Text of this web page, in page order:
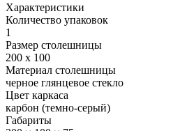
Характеристики
Количество упаковок
1
Размер столешницы
200 x 100
Материал столешницы
черное глянцевое стекло
Цвет каркаса
карбон (темно-серый)
Габариты